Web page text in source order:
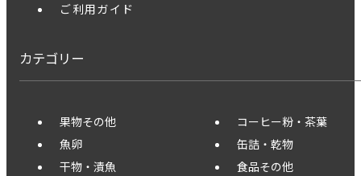
ご利用ガイド
カテゴリー
果物その他
魚卵
干物・漬魚
コーヒー粉・茶葉
缶詰・乾物
食品その他